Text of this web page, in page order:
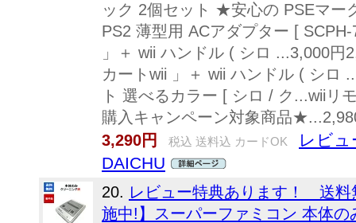
ック 2個セット ★安心の PSEマー
PS2 薄型用 ACアダプター [
」＋ wii ハンドル ( シロ ...3,000円
カートwii 」＋ wii ハンドル ( シロ
ト 選べるカラー [ シロ / ク...wiiリ
購入キャンペーン対象商品
3,290円
税込 送料込 カードOK
レビュ
DAICHU
20. レビュー特典あります！ 送料
施中!】スーパーファミコン 本体